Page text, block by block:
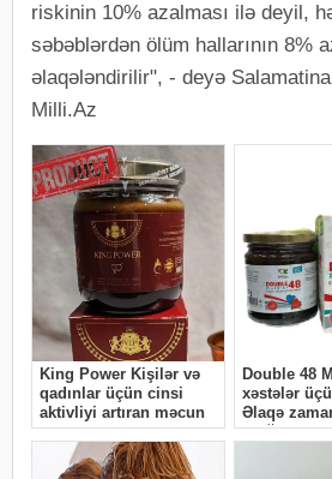
riskinin 10% azalması ilə deyil,
səbəblərdən ölüm hallarının 8%
əlaqələndirilir", - deyə
Milli.Az